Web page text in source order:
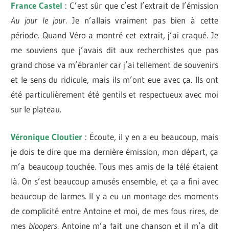
France Castel : C’est sûr que c’est l’extrait de l’émission
Au jour le jour. Je n’allais vraiment pas bien à cette
période. Quand Véro a montré cet extrait, j’ai craqué. Je
me souviens que j’avais dit aux recherchistes que pas
grand chose va m’ébranler car j’ai tellement de souvenirs
et le sens du ridicule, mais ils m’ont eue avec ça. Ils ont
été particulièrement été gentils et respectueux avec moi
sur le plateau.
Véronique Cloutier : Écoute, il y en a eu beaucoup, mais
je dois te dire que ma dernière émission, mon départ, ça
m’a beaucoup touchée. Tous mes amis de la télé étaient
là. On s’est beaucoup amusés ensemble, et ça a fini avec
beaucoup de larmes. Il y a eu un montage des moments
de complicité entre Antoine et moi, de mes fous rires, de
mes bloopers. Antoine m’a fait une chanson et il m’a dit